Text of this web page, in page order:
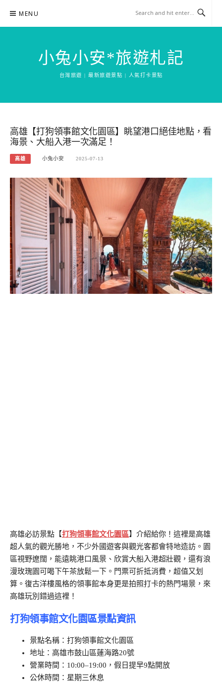
content
MENU
小兔小安*旅遊札記
台灣旅遊 | 最新旅遊景點 | 人氣打卡景點
高雄【打狗領事館文化園區】眺望港口絕佳地點，看
海景、大船入港一次滿足！
高雄 小兔小安 2025-07-13
高雄必訪景點【打狗領事館文化園區】介紹給你！這裡是高雄
超人氣的觀光勝地，不少外國遊客與觀光客都會特地造訪。園
區視野遼闊，能遠眺港口風景、欣賞大船入港超壯觀，還有浪
漫玫瑰園可喝下午茶放鬆一下。門票可折抵消費，超值又划
算。復古洋樓風格的領事館本身更是拍照打卡的熱門場景，來
高雄玩別錯過這裡！
打狗領事館文化園區景點資訊
景點名稱：打狗領事館文化園區
地址：高雄市鼓山區蓮海路20號
營業時間：10:00–19:00，假日提早9點開放
公休時間：星期三休息